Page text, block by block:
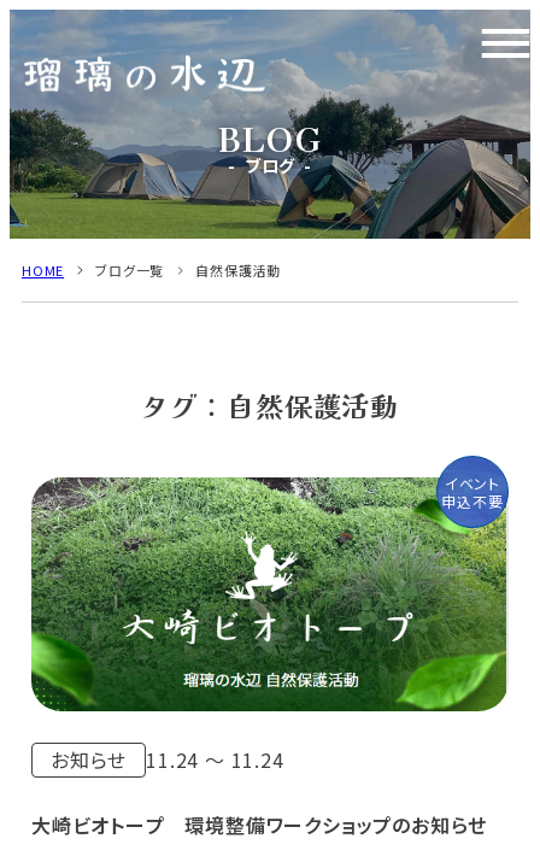
ブログ
HOME ブログ一覧 自然保護活動
タグ：自然保護活動
イベント
申込不要
お知らせ 11.24 〜 11.24
大崎ビオトープ 環境整備ワークショップのお知らせ